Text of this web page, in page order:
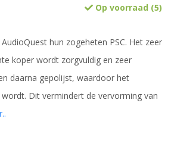
Op voorraad (5)
hun zogeheten PSC. Het zeer
koper wordt zorgvuldig en zeer
daarna gepolijst, waardoor het
Dit vermindert de vervorming van